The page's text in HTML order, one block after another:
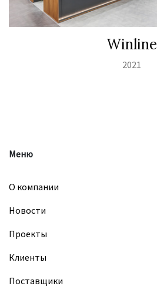
Winline
2021
Меню
О компании
Новости
Проекты
Клиенты
Поставщики